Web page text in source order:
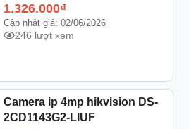
1.326.000₫
Cập nhật giá: 02/06/2026
246 lượt xem
Camera ip 4mp hikvision DS-
2CD1143G2-LIUF